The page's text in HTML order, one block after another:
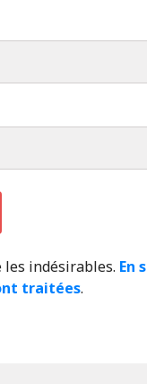
indésirables. En
traitées.